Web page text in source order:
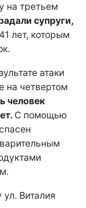
на третьем
супруги,
лет, которым
атаки
на четвертом
человек
С помощью
Виталия